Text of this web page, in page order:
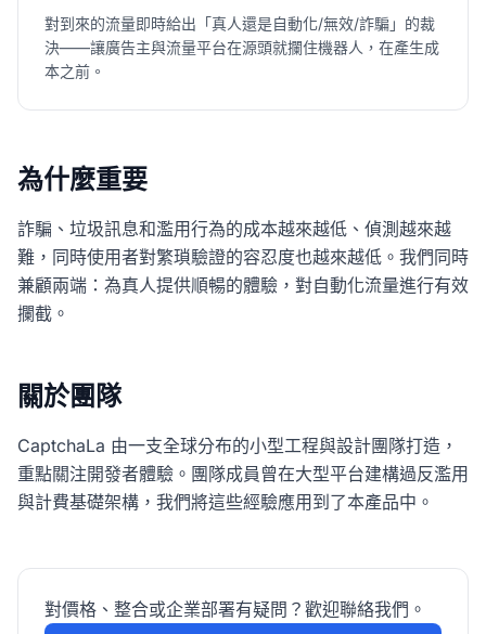
對到來的流量即時給出「真人還是自動化/無效/詐騙」的裁
決——讓廣告主與流量平台在源頭就攔住機器人，在產生成
本之前。
為什麼重要
詐騙、垃圾訊息和濫用行為的成本越來越低、偵測越來越
難，同時使用者對繁瑣驗證的容忍度也越來越低。我們同時
兼顧兩端：為真人提供順暢的體驗，對自動化流量進行有效
攔截。
關於團隊
CaptchaLa 由一支全球分布的小型工程與設計團隊打造，
重點關注開發者體驗。團隊成員曾在大型平台建構過反濫用
與計費基礎架構，我們將這些經驗應用到了本產品中。
對價格、整合或企業部署有疑問？歡迎聯絡我們。